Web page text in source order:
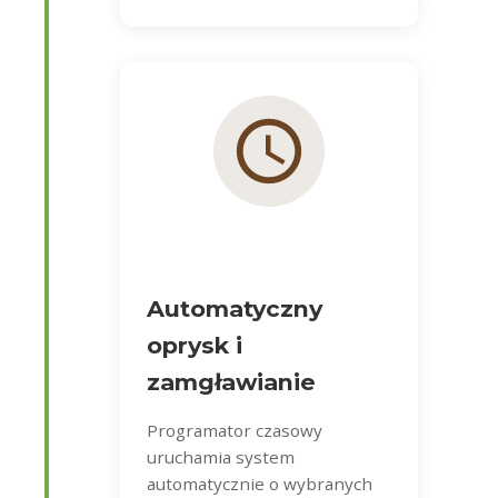
Automatyczny
oprysk i
zamgławianie
Programator czasowy
uruchamia system
automatycznie o wybranych